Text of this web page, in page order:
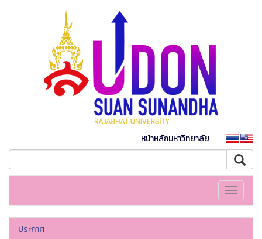
หน้าหลักมหาวิทยาลัย
Toggle
ประกาศ